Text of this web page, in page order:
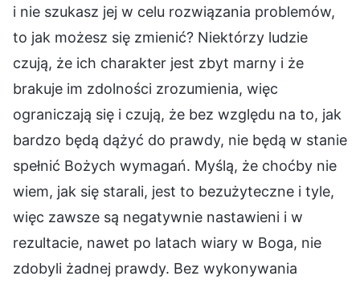
i nie szukasz jej w celu rozwiązania problemów,
to jak możesz się zmienić? Niektórzy ludzie
czują, że ich charakter jest zbyt marny i że
brakuje im zdolności zrozumienia, więc
ograniczają się i czują, że bez względu na to, jak
bardzo będą dążyć do prawdy, nie będą w stanie
spełnić Bożych wymagań. Myślą, że choćby nie
wiem, jak się starali, jest to bezużyteczne i tyle,
więc zawsze są negatywnie nastawieni i w
rezultacie, nawet po latach wiary w Boga, nie
zdobyli żadnej prawdy. Bez wykonywania